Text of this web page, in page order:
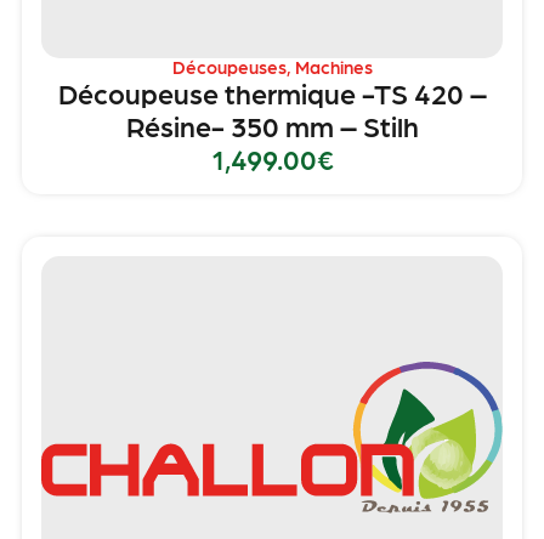
Découpeuses, Machines
Découpeuse thermique -TS 420 –
Résine- 350 mm – Stilh
1,499.00€